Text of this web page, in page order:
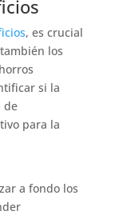
, es crucial
los
si la
de
para la
a fondo los